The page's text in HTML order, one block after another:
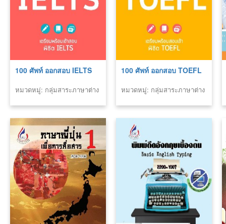
100 ศัพท์ ออกสอบ IELTS
หมวดหมู่: กลุ่มสาระภาษาต่าง
100 ศัพท์ ออกสอบ TOEFL
หมวดหมู่: กลุ่มสาระภาษาต่าง